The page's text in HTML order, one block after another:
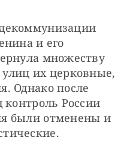
и его
множеству
их церковные,
Однако после
контроль России
были отменены и